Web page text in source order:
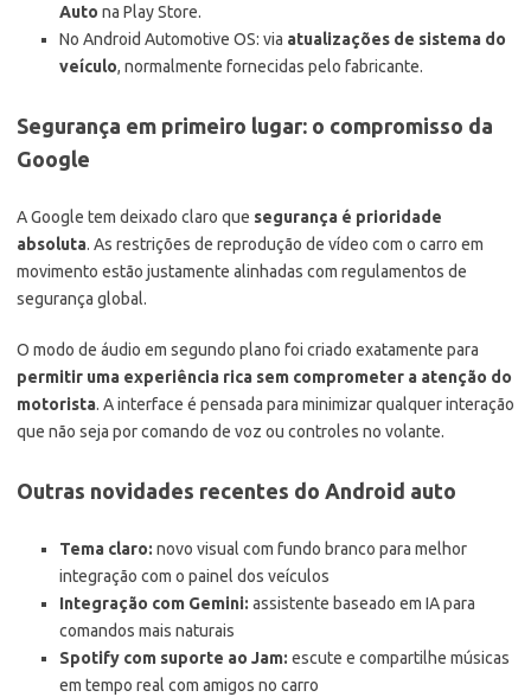
Auto na Play Store.
No Android Automotive OS: via atualizações de sistema do
veículo, normalmente fornecidas pelo fabricante.
Segurança em primeiro lugar: o compromisso da
Google
A Google tem deixado claro que segurança é prioridade
absoluta. As restrições de reprodução de vídeo com o carro em
movimento estão justamente alinhadas com regulamentos de
segurança global.
O modo de áudio em segundo plano foi criado exatamente para
permitir uma experiência rica sem comprometer a atenção do
motorista. A interface é pensada para minimizar qualquer interação
que não seja por comando de voz ou controles no volante.
Outras novidades recentes do Android auto
Tema claro: novo visual com fundo branco para melhor
integração com o painel dos veículos
Integração com Gemini: assistente baseado em IA para
comandos mais naturais
Spotify com suporte ao Jam: escute e compartilhe músicas
em tempo real com amigos no carro